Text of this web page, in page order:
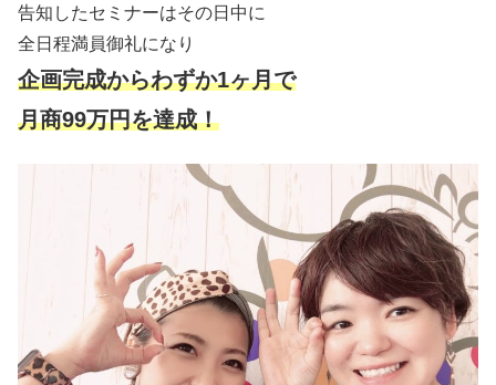
告知したセミナーはその日中に
全日程満員御礼になり
企画完成からわずか1ヶ月で
月商99万円を達成！